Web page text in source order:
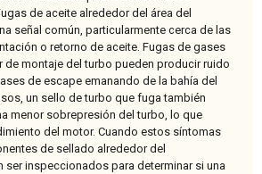
de aceite alrededor del área del
señal común, particularmente cerca de las
o retorno de aceite. Fugas de gases
de montaje del turbo pueden producir ruido
de escape emanando de la bahía del
un sello de turbo que fuga también
menor sobrepresión del turbo, lo que
del motor. Cuando estos síntomas
de sellado alrededor del
ser inspeccionados para determinar si una